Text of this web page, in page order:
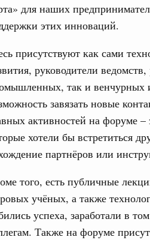
для наших
этих инноваций.
присутствуют как сами
руководители
так и венчурных
завязать новые
активностей на форуме
хотели бы встретиться
партнёров или
того, есть публичные
учёных, а также
успеха, заработали в
Также на форуме
Более 130
построено под
проект «Инфраструктура
Порядка 200
объектам,
для
Сергей Кравцов и
Гуров
«Кольцо открытий»